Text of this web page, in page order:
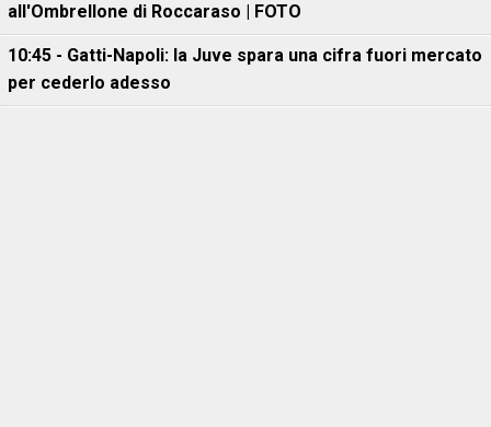
all'Ombrellone di Roccaraso | FOTO
10:45 - Gatti-Napoli: la Juve spara una cifra fuori mercato
per cederlo adesso